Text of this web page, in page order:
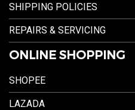
SHIPPING POLICIES
REPAIRS & SERVICING
ONLINE SHOPPING
SHOPEE
LAZADA